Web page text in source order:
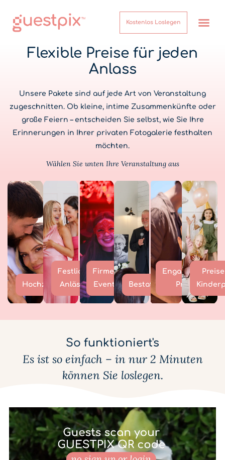
Kostenlos Loslegen
Flexible Preise für jeden
Anlass
Unsere Pakete sind auf jede Art von Veranstaltung
zugeschnitten. Ob kleine, intime Zusammenkünfte oder
große Feiern – entscheiden Sie selbst, wie Sie Ihre
Erinnerungen in Ihrer privaten Fotogalerie festhalten
möchten.
Wählen Sie unten Ihre Veranstaltung aus
Hochzeiten
Festliche
Anlässe
Firmen
Events
Bestattungen
Engagement-
Preise
So funktioniert's
Es ist so einfach – in nur 2 Minuten
können Sie loslegen.